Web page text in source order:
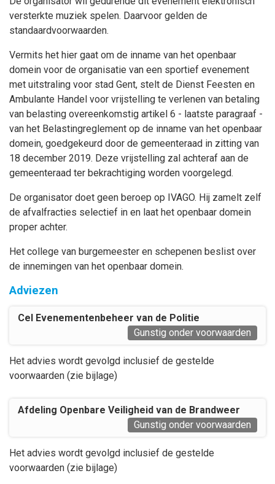
versterkte muziek spelen. Daarvoor gelden de
standaardvoorwaarden.
Vermits het hier gaat om de inname van het openbaar
domein voor de organisatie van een sportief evenement
met uitstraling voor stad Gent, stelt de Dienst Feesten en
Ambulante Handel voor vrijstelling te verlenen van betaling
van belasting overeenkomstig artikel 6 - laatste paragraaf -
van het Belastingreglement op de inname van het openbaar
domein, goedgekeurd door de gemeenteraad in zitting van
18 december 2019. Deze vrijstelling zal achteraf aan de
gemeenteraad ter bekrachtiging worden voorgelegd.
De organisator doet geen beroep op IVAGO. Hij zamelt zelf
de afvalfracties selectief in en laat het openbaar domein
proper achter.
Het college van burgemeester en schepenen beslist over
de innemingen van het openbaar domein.
Adviezen
Cel Evenementenbeheer van de Politie
Gunstig onder voorwaarden
Het advies wordt gevolgd inclusief de gestelde
voorwaarden (zie bijlage)
Afdeling Openbare Veiligheid van de Brandweer
Gunstig onder voorwaarden
Het advies wordt gevolgd inclusief de gestelde
voorwaarden (zie bijlage)